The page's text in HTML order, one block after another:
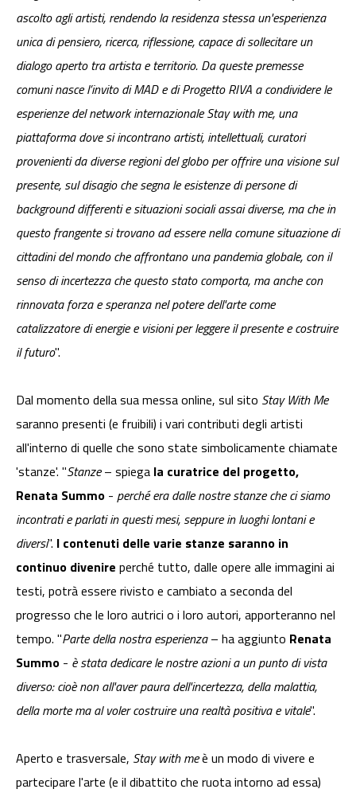
ascolto agli artisti, rendendo la residenza stessa un'esperienza
unica di pensiero, ricerca, riflessione, capace di sollecitare un
dialogo aperto tra artista e territorio. Da queste premesse
comuni nasce l’invito di MAD e di Progetto RIVA a condividere le
esperienze del network internazionale Stay with me, una
piattaforma dove si incontrano artisti, intellettuali, curatori
provenienti da diverse regioni del globo per offrire una visione sul
presente, sul disagio che segna le esistenze di persone di
background differenti e situazioni sociali assai diverse, ma che in
questo frangente si trovano ad essere nella comune situazione di
cittadini del mondo che affrontano una pandemia globale, con il
senso di incertezza che questo stato comporta, ma anche con
rinnovata forza e speranza nel potere dell'arte come
catalizzatore di energie e visioni per leggere il presente e costruire
il futuro".
Dal momento della sua messa online, sul sito Stay With Me
saranno presenti (e fruibili) i vari contributi degli artisti
all'interno di quelle che sono state simbolicamente chiamate
'stanze'. "Stanze– spiega la curatrice del progetto,
Renata Summo - perché era dalle nostre stanze che ci siamo
incontrati e parlati in questi mesi, seppure in luoghi lontani e
diversi". I contenuti delle varie stanze saranno in
continuo divenire perché tutto, dalle opere alle immagini ai
testi, potrà essere rivisto e cambiato a seconda del
progresso che le loro autrici o i loro autori, apporteranno nel
tempo. "Parte della nostra esperienza– ha aggiunto Renata
Summo - è stata dedicare le nostre azioni a un punto di vista
diverso: cioè non all'aver paura dell'incertezza, della malattia,
della morte ma al voler costruire una realtà positiva e vitale".
Aperto e trasversale, Stay with meè un modo di vivere e
partecipare l'arte (e il dibattito che ruota intorno ad essa)